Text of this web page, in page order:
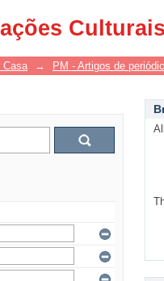
Culturais
Casa → PM - Artigos de